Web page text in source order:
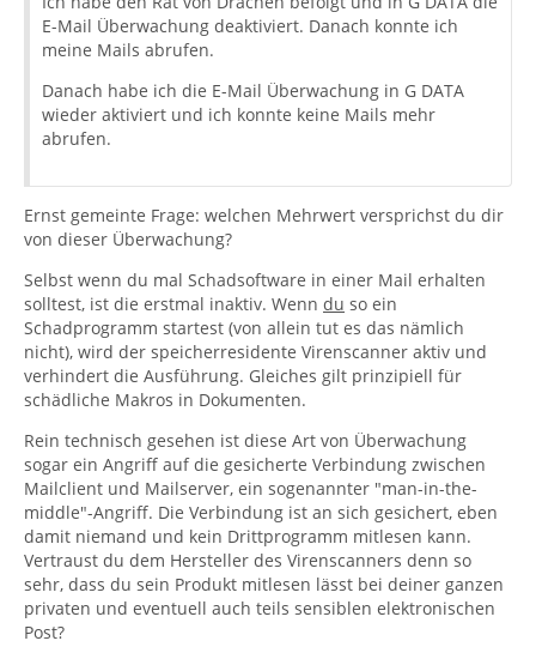
E-Mail Überwachung deaktiviert. Danach konnte ich
meine Mails abrufen.
Danach habe ich die E-Mail Überwachung in G DATA
wieder aktiviert und ich konnte keine Mails mehr
abrufen.
Ernst gemeinte Frage: welchen Mehrwert versprichst du dir
von dieser Überwachung?
Selbst wenn du mal Schadsoftware in einer Mail erhalten
solltest, ist die erstmal inaktiv. Wenn du so ein
Schadprogramm startest (von allein tut es das nämlich
nicht), wird der speicherresidente Virenscanner aktiv und
verhindert die Ausführung. Gleiches gilt prinzipiell für
schädliche Makros in Dokumenten.
Rein technisch gesehen ist diese Art von Überwachung
sogar ein Angriff auf die gesicherte Verbindung zwischen
Mailclient und Mailserver, ein sogenannter "man-in-the-
middle"-Angriff. Die Verbindung ist an sich gesichert, eben
damit niemand und kein Drittprogramm mitlesen kann.
Vertraust du dem Hersteller des Virenscanners denn so
sehr, dass du sein Produkt mitlesen lässt bei deiner ganzen
privaten und eventuell auch teils sensiblen elektronischen
Post?